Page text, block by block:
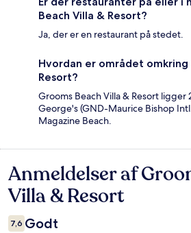
Beach Villa & Resort?
Ja, der er en restaurant på stedet.
Hvordan er området omkring
Resort?
Grooms Beach Villa & Resort ligger
George's (GND-Maurice Bishop
Magazine Beach.
Anmeldelser
Anmeldelser af
Villa & Resort
7,6 Godt